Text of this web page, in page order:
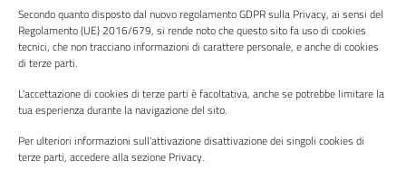
Secondo quanto disposto dal nuovo regolamento GDPR sulla Privacy, ai sensi del
Regolamento (UE) 2016/679, si rende noto che questo sito fa uso di cookies
tecnici, che non tracciano informazioni di carattere personale, e anche di cookies
di terze parti.
L'accettazione di cookies di terze parti è facoltativa, anche se potrebbe limitare la
tua esperienza durante la navigazione del sito.
Per ulteriori informazioni sull'attivazione disattivazione dei singoli cookies di
terze parti, accedere alla sezione Privacy.
Informativa privacy
Note legali
Piano di miglioramento del sito